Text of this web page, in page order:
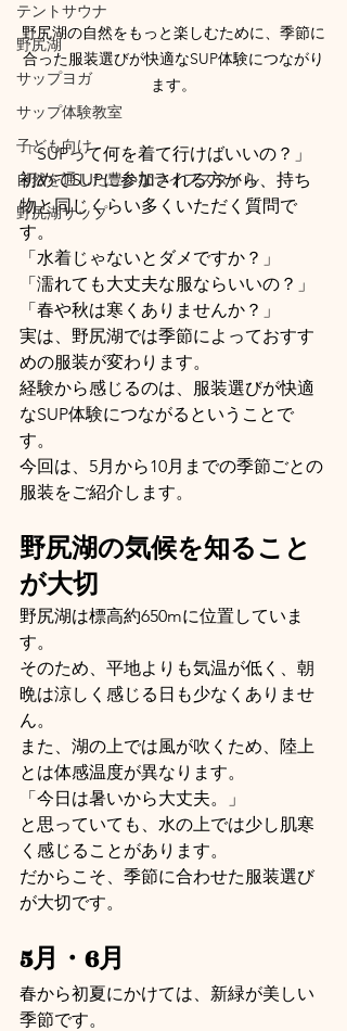
テントサウナ
野尻湖
サップヨガ
サップ体験教室
子ども向け
自然を通した豊かなライフスタイル
野尻湖サップ
野尻湖の自然をもっと楽しむために、季節に
合った服装選びが快適なSUP体験につながり
ます。
「SUPって何を着て行けばいいの？」
初めてSUPに参加される方から、持ち
物と同じくらい多くいただく質問で
す。
「水着じゃないとダメですか？」
「濡れても大丈夫な服ならいいの？」
「春や秋は寒くありませんか？」
実は、野尻湖では季節によっておすす
めの服装が変わります。
経験から感じるのは、服装選びが快適
なSUP体験につながるということで
す。
今回は、5月から10月までの季節ごとの
服装をご紹介します。
野尻湖の気候を知ること
が大切
野尻湖は標高約650mに位置していま
す。
そのため、平地よりも気温が低く、朝
晩は涼しく感じる日も少なくありませ
ん。
また、湖の上では風が吹くため、陸上
とは体感温度が異なります。
「今日は暑いから大丈夫。」
と思っていても、水の上では少し肌寒
く感じることがあります。
だからこそ、季節に合わせた服装選び
が大切です。
5月・6月
春から初夏にかけては、新緑が美しい
季節です。